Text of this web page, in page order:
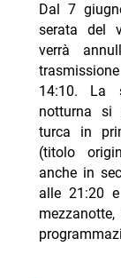
Dal 7
serata del
verrà
14:10. La
notturna si
turca in
(titolo
anche in
alle 21:20